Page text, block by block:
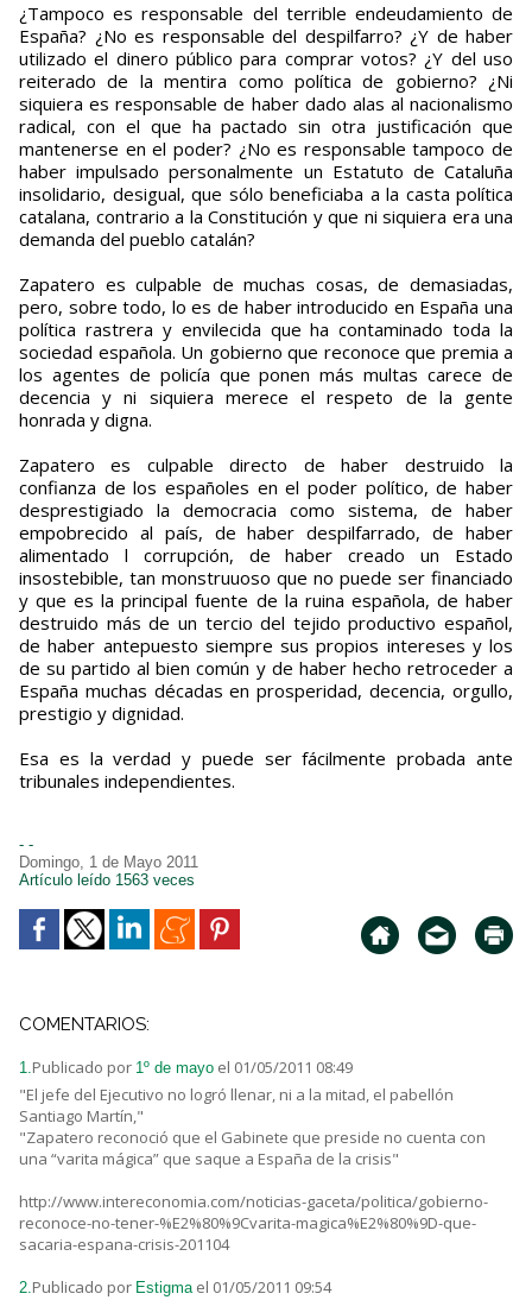
¿Tampoco es responsable del terrible endeudamiento de
España? ¿No es responsable del despilfarro? ¿Y de haber
utilizado el dinero público para comprar votos? ¿Y del uso
reiterado de la mentira como política de gobierno? ¿Ni
siquiera es responsable de haber dado alas al nacionalismo
radical, con el que ha pactado sin otra justificación que
mantenerse en el poder? ¿No es responsable tampoco de
haber impulsado personalmente un Estatuto de Cataluña
insolidario, desigual, que sólo beneficiaba a la casta política
catalana, contrario a la Constitución y que ni siquiera era una
demanda del pueblo catalán?
Zapatero es culpable de muchas cosas, de demasiadas,
pero, sobre todo, lo es de haber introducido en España una
política rastrera y envilecida que ha contaminado toda la
sociedad española. Un gobierno que reconoce que premia a
los agentes de policía que ponen más multas carece de
decencia y ni siquiera merece el respeto de la gente
honrada y digna.
Zapatero es culpable directo de haber destruido la
confianza de los españoles en el poder político, de haber
desprestigiado la democracia como sistema, de haber
empobrecido al país, de haber despilfarrado, de haber
alimentado l corrupción, de haber creado un Estado
insostebible, tan monstruuoso que no puede ser financiado
y que es la principal fuente de la ruina española, de haber
destruido más de un tercio del tejido productivo español,
de haber antepuesto siempre sus propios intereses y los
de su partido al bien común y de haber hecho retroceder a
España muchas décadas en prosperidad, decencia, orgullo,
prestigio y dignidad.
Esa es la verdad y puede ser fácilmente probada ante
tribunales independientes.
- -
Domingo, 1 de Mayo 2011
Artículo leído 1563 veces
COMENTARIOS:
1.Publicado por 1º de mayo el 01/05/2011 08:49
"El jefe del Ejecutivo no logró llenar, ni a la mitad, el pabellón
Santiago Martín,"
"Zapatero reconoció que el Gabinete que preside no cuenta con
una “varita mágica” que saque a España de la crisis"
http://www.intereconomia.com/noticias-gaceta/politica/gobierno-
reconoce-no-tener-%E2%80%9Cvarita-magica%E2%80%9D-que-
sacaria-espana-crisis-201104
2.Publicado por Estigma el 01/05/2011 09:54